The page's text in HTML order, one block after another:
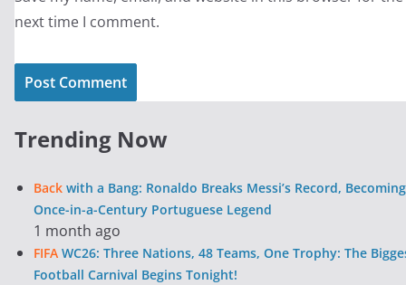
next time I comment.
Trending Now
Back with a Bang: Ronaldo Breaks Messi’s Record,
Once-in-a-Century Portuguese Legend
1 month ago
FIFA WC26: Three Nations, 48 Teams, One Trophy: The
Football Carnival Begins Tonight!